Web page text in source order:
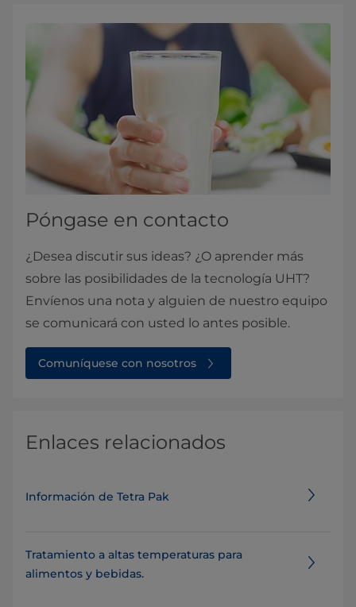
Póngase en contacto
¿Desea discutir sus ideas? ¿O aprender más
sobre las posibilidades de la tecnología UHT?
Envíenos una nota y alguien de nuestro equipo
se comunicará con usted lo antes posible.
Comuníquese con nosotros
Enlaces relacionados
Información de Tetra Pak
Tratamiento a altas temperaturas para
alimentos y bebidas.